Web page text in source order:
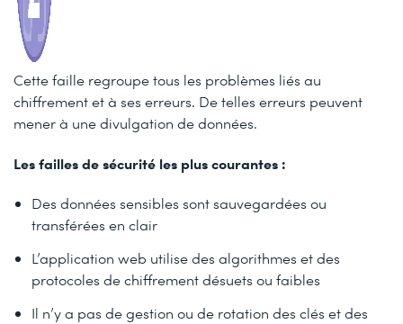
Cette faille regroupe tous les problèmes liés au
chiffrement et à ses erreurs. De telles erreurs peuvent
mener à une divulgation de données.
Les failles de sécurité les plus courantes :
Des données sensibles sont sauvegardées ou
transférées en clair
L’application web utilise des algorithmes et des
protocoles de chiffrement désuets ou faibles
Il n’y a pas de gestion ou de rotation des clés et des